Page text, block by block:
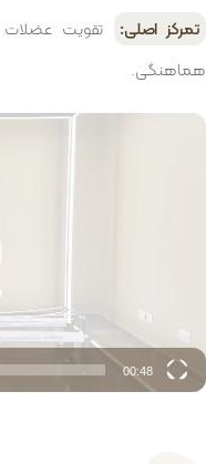
تمرکز اصلی:
تقویت
هماهنگی.
نمایشگر
00:48